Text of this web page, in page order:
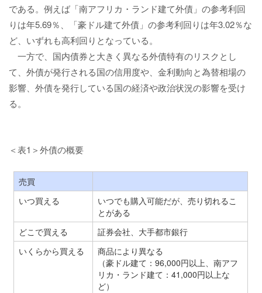
である。例えば「南アフリカ・ランド建て外債」の参考利回
りは年5.69％、「豪ドル建て外債」の参考利回りは年3.02％な
ど、いずれも高利回りとなっている。
一方で、国内債券と大きく異なる外債特有のリスクとし
て、外債が発行される国の信用度や、金利動向と為替相場の
影響、外債を発行している国の経済や政治状況の影響を受け
る。
＜表1＞外債の概要
売買
いつ買える
いつでも購入可能だが、売り切れるこ
とがある
どこで買える
証券会社、大手都市銀行
いくらから買える
商品により異なる
（豪ドル建て：96,000円以上、南アフ
リカ・ランド建て：41,000円以上な
ど）